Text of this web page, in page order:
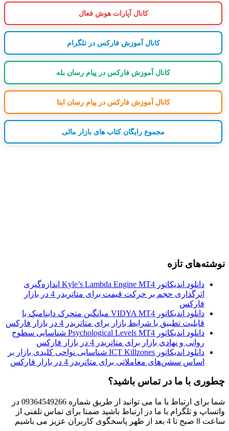
کانال آپارات هوش فعال
کانال آموزش فارکس در تلگرام
کانال آموزش فارکس در پیام رسان بله
کانال آموزش فارکس در پیام رسان ایتا
مجموع رایگان کتاب های بازار مالی
نوشته‌های تازه
دانلود اندیکاتور Kyle’s Lambda Engine MT4 اندازه‌گیری
اثرگذاری حجم بر حرکت قیمت برای متاتریدر 4 در بازار
فارکس
دانلود اندیکاتور VIDYA MT4 میانگین متحرک داینامیک با
قابلیت تطبیق با شرایط بازار برای متاتریدر 4 در بازار فارکس
دانلود اندیکاتور Psychological Levels MT4 شناسایی سطوح
روانی و نهادی بازار برای متاتریدر 4 در بازار فارکس
دانلود اندیکاتور ICT Killzones شناسایی نواحی کلیدی بازار بر
اساس سشن‌های معاملاتی برای متاتریدر 4 در بازار فارکس
چطوری با ما در تماس باشید؟
شما برای ارتباط با ما می توانید از طریق شماره 09364549266 در
واتساپ و تلگرام با ما در ارتباط باشید ضمنا برای تماس تلفنی از
ساعت 8 صبح تا 4 بعد از ظهر پاسخگوی کاربران عزیز می باشیم